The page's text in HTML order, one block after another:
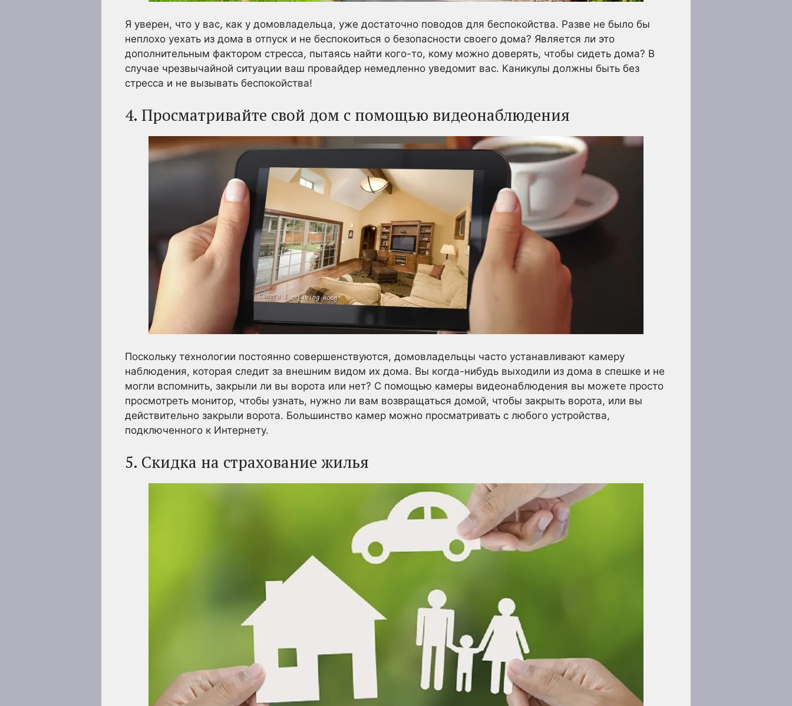
Я уверен, что у вас, как у домовладельца, уже достаточно поводов для беспокойства. Разве не было бы
неплохо уехать из дома в отпуск и не беспокоиться о безопасности своего дома? Является ли это
дополнительным фактором стресса, пытаясь найти кого-то, кому можно доверять, чтобы сидеть дома? В
случае чрезвычайной ситуации ваш провайдер немедленно уведомит вас. Каникулы должны быть без
стресса и не вызывать беспокойства!
4. Просматривайте свой дом с помощью видеонаблюдения
Поскольку технологии постоянно совершенствуются, домовладельцы часто устанавливают камеру
наблюдения, которая следит за внешним видом их дома. Вы когда-нибудь выходили из дома в спешке и не
могли вспомнить, закрыли ли вы ворота или нет? С помощью камеры видеонаблюдения вы можете просто
просмотреть монитор, чтобы узнать, нужно ли вам возвращаться домой, чтобы закрыть ворота, или вы
действительно закрыли ворота. Большинство камер можно просматривать с любого устройства,
подключенного к Интернету.
5. Скидка на страхование жилья